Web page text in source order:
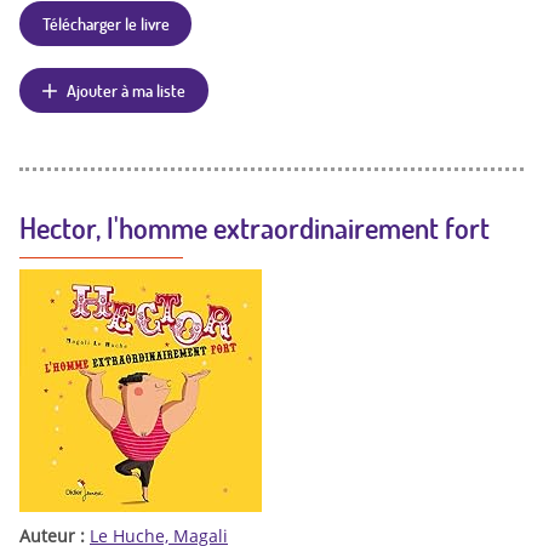
Télécharger le livre
Ajouter à ma liste
Hector, l'homme extraordinairement fort
Auteur : Le Huche, Magali